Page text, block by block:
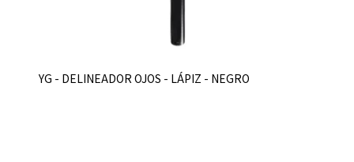
YG - DELINEADOR OJOS - LÁPIZ - NEGRO